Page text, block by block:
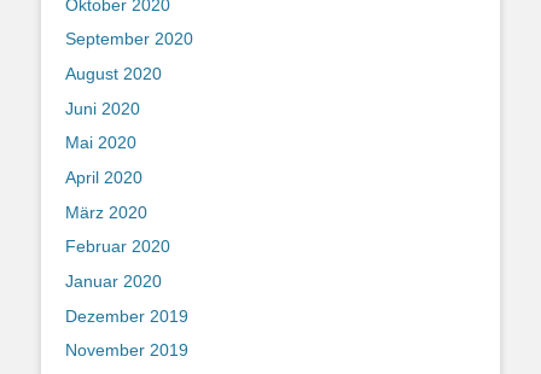
Oktober 2020
September 2020
August 2020
Juni 2020
Mai 2020
April 2020
März 2020
Februar 2020
Januar 2020
Dezember 2019
November 2019